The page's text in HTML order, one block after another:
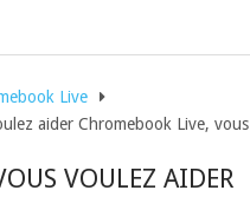
Live
aider Chromebook Live,
VOULEZ AIDER